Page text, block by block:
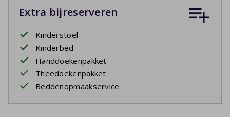
Extra bijreserveren
Kinderstoel
Kinderbed
Handdoekenpakket
Theedoekenpakket
Beddenopmaakservice